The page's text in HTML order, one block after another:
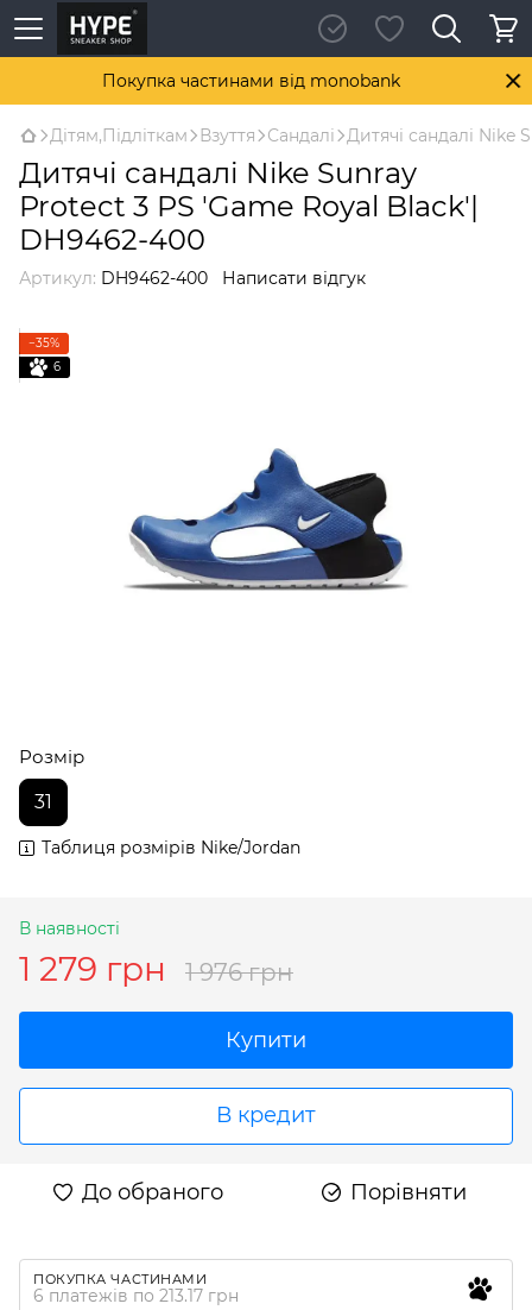
Покупка частинами від monobank
Дітям,Підліткам Взуття Сандалі Дитячі сандалі Nike
Дитячі сандалі Nike Sunray
Protect 3 PS 'Game Royal Black'|
DH9462-400
Артикул: DH9462-400 Написати відгук
−35%
6
Розмір
31
Таблиця розмірів Nike/Jordan
В наявності
1 279 грн 1 976 грн
Купити
В кредит
До обраного Порівняти
ПОКУПКА ЧАСТИНАМИ
6 платежів по 213.17 грн